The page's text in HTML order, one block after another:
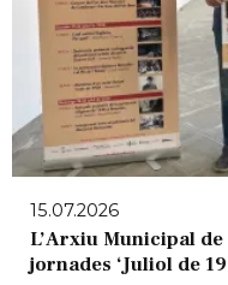
15.07.2026
L’Arxiu Municipal
jornades ‘Juliol de